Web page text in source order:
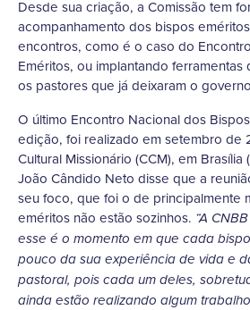
Desde sua criação, a Comissão tem
acompanhamento dos bispos
encontros, como é o caso do
Eméritos, ou implantando
os pastores que já deixaram o
O último Encontro Nacional dos
edição, foi realizado em setembro de
Cultural Missionário (CCM), em
João Cândido Neto disse que a
seu foco, que foi o de principalmente
eméritos não estão sozinhos. “A
esse é o momento em que cada
pouco da sua experiência de vida e
pastoral, pois cada um deles,
ainda estão realizando algum